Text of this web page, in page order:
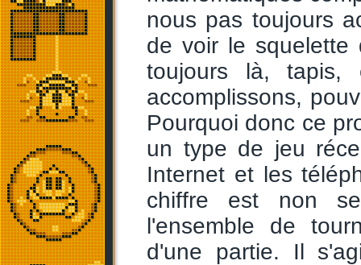
nous pas toujours
de voir le squelette
toujours là,
accomplissons,
Pourquoi donc ce
un type de jeu
Internet et les
chiffre est non
l'ensemble de
d'une partie. Il